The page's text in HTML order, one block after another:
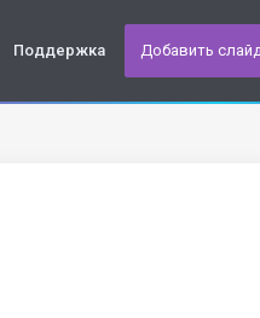
Поддержка Добавить